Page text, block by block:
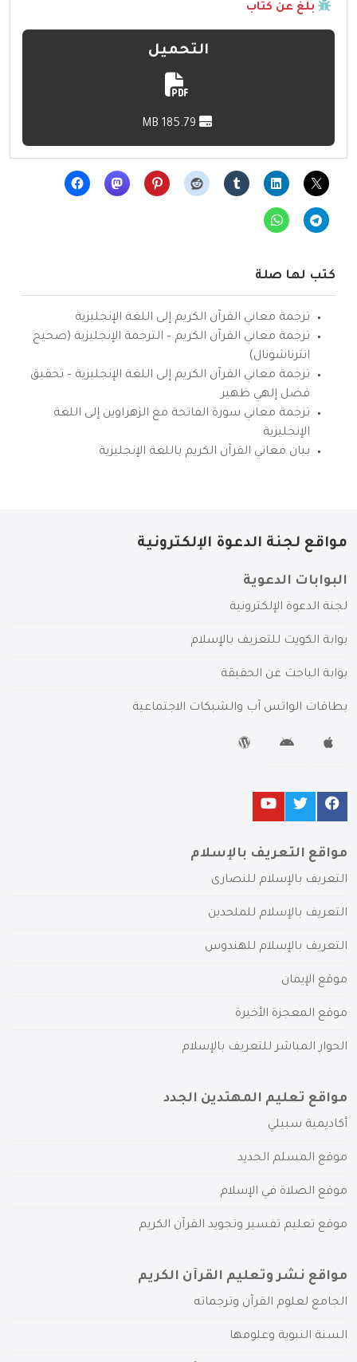
بلّغ عن كتاب
التحميل
كتب لها صلة
ترجمة معاني القرآن الكريم إلى اللغة الإنجليزية
ترجمة معاني القرآن الكريم – الترجمة الإنجليزية (صحيح
انترناشونال)
ترجمة معاني القرآن الكريم إلى اللغة الإنجليزية – تحقيق
فضل إلهي ظهير
ترجمة معاني سورة الفاتحة مع الزهراوين إلى اللغة
الإنجليزية
بيان معاني القرآن الكريم باللغة الإنجليزية
مواقع لجنة الدعوة الإلكترونية
البوابات الدعوية
لجنة الدعوة الإلكترونية
بوابة الكويت للتعريف بالإسلام
بوابة الباحث عن الحقيقة
بطاقات الواتس آب والشبكات الاجتماعية
مواقع التعريف بالإسلام
التعريف بالإسلام للنصارى
التعريف بالإسلام للملحدين
التعريف بالإسلام للهندوس
موقع الإيمان
موقع المعجزة الأخيرة
الحوار المباشر للتعريف بالإسلام
مواقع تعليم المهتدين الجدد
أكاديمية سبيلي
موقع المسلم الجديد
موقع الصلاة في الإسلام
موقع تعليم تفسير وتجويد القرآن الكريم
مواقع نشر وتعليم القرآن الكريم
الجامع لعلوم القرآن وترجماته
السنة النبوية وعلومها